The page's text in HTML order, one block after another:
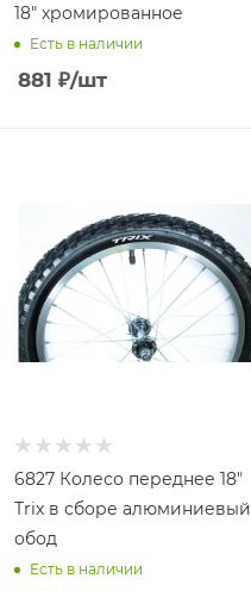
18" хромированное
Есть в наличии
881 ₽/шт
6827 Колесо переднее 18"
Trix в сборе алюминиевый
обод
Есть в наличии